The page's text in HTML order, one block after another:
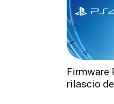
Firmware
rilascio